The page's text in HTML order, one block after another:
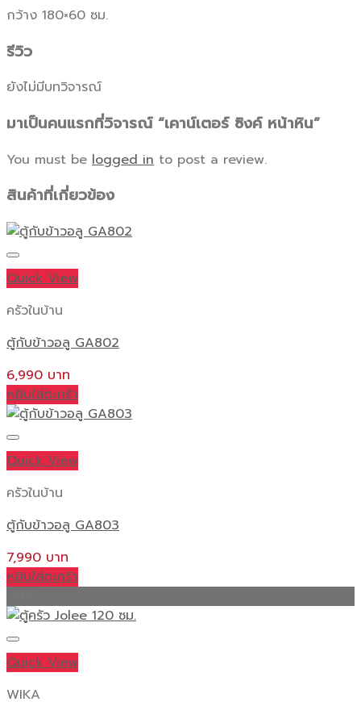
กว้าง 180×60 ซม.
รีวิว
ยังไม่มีบทวิจารณ์
มาเป็นคนแรกที่วิจารณ์ “เคาน์เตอร์ ซิงค์ หน้าหิน”
You must be logged in to post a review.
สินค้าที่เกี่ยวข้อง
Quick View
ครัวในบ้าน
ตู้กับข้าวอลู GA802
6,990
หยิบใส่ตะกร้า
Quick View
ครัวในบ้าน
ตู้กับข้าวอลู GA803
7,990
หยิบใส่ตะกร้า
Quick View
WIKA